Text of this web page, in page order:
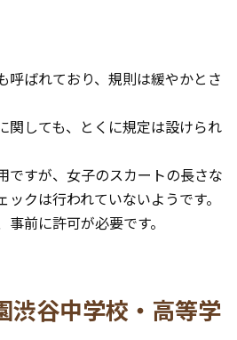
呼ばれており、規則は緩やかとさ
関しても、とくに規定は設けられ
ですが、女子のスカートの長さな
クは行われていないようです。
前に許可が必要です。
渋谷中学校・高等学